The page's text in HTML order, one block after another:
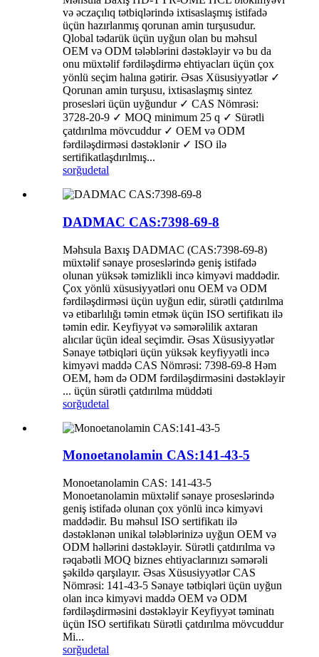
və əczaçılıq tətbiqlərində ixtisaslaşmış istifadə
üçün hazırlanmış qorunan amin turşusudur.
Qlobal tədarük üçün uyğun olan bu məhsul
OEM və ODM tələblərini dəstəkləyir və bu da
onu müxtəlif fərdiləşdirmə ehtiyacları üçün çox
yönlü seçim halına gətirir. Əsas Xüsusiyyətlər ✓
Qorunan amin turşusu, ixtisaslaşmış sintez
prosesləri üçün uyğundur ✓ CAS Nömrəsi:
3728-20-9 ✓ MOQ minimum 25 q ✓ Sürətli
çatdırılma mövcuddur ✓ OEM və ODM
fərdiləşdirməsi dəstəklənir ✓ ISO ilə
sertifikatlaşdırılmış...
sorğudetal
DADMAC CAS:7398-69-8
Məhsula Baxış DADMAC (CAS:7398-69-8)
müxtəlif sənaye proseslərində geniş istifadə
olunan yüksək təmizlikli incə kimyəvi maddədir.
Çox yönlü xüsusiyyətləri onu OEM və ODM
fərdiləşdirməsi üçün uyğun edir, sürətli çatdırılma
və etibarlılığı təmin etmək üçün ISO sertifikatı ilə
təmin edir. Keyfiyyət və səmərəlilik axtaran
alıcılar üçün ideal seçimdir. Əsas Xüsusiyyətlər
Sənaye tətbiqləri üçün yüksək keyfiyyətli incə
kimyəvi maddə CAS Nömrəsi: 7398-69-8 Həm
OEM, həm də ODM fərdiləşdirməsini dəstəkləyir
... üçün sürətli çatdırılma müddəti
sorğudetal
Monoetanolamin CAS:141-43-5
Monoetanolamin CAS: 141-43-5
Monoetanolamin müxtəlif sənaye proseslərində
geniş istifadə olunan çox yönlü incə kimyəvi
maddədir. Bu məhsul ISO sertifikatı ilə
dəstəklənən unikal tələblərinizə uyğun OEM və
ODM həllərini dəstəkləyir. Sürətli çatdırılma və
rəqabətli MOQ biznes ehtiyaclarınızı səmərəli
şəkildə qarşılayır. Əsas Xüsusiyyətlər CAS
Nömrəsi: 141-43-5 Sənaye tətbiqləri üçün uyğun
olan incə kimyəvi maddə OEM və ODM
fərdiləşdirməsini dəstəkləyir Keyfiyyət təminatı
üçün ISO sertifikatı Sürətli çatdırılma mövcuddur
Mi...
sorğudetal